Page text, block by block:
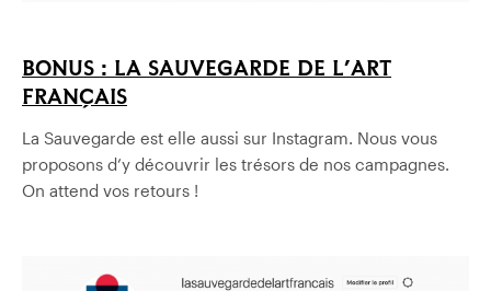
BONUS : LA SAUVEGARDE DE L’ART
FRANÇAIS
La Sauvegarde est elle aussi sur Instagram. Nous vous
proposons d’y découvrir les trésors de nos campagnes.
On attend vos retours !